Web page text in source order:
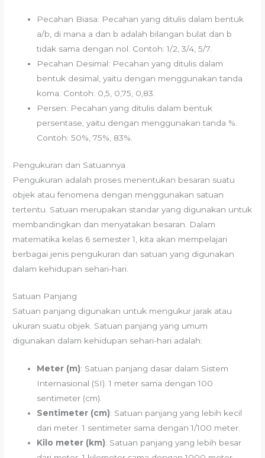
Pecahan Biasa: Pecahan yang ditulis dalam bentuk
a/b, di mana a dan b adalah bilangan bulat dan b
tidak sama dengan nol. Contoh: 1/2, 3/4, 5/7.
Pecahan Desimal: Pecahan yang ditulis dalam
bentuk desimal, yaitu dengan menggunakan tanda
koma. Contoh: 0,5, 0,75, 0,83.
Persen: Pecahan yang ditulis dalam bentuk
persentase, yaitu dengan menggunakan tanda %.
Contoh: 50%, 75%, 83%.
Pengukuran dan Satuannya
Pengukuran adalah proses menentukan besaran suatu
objek atau fenomena dengan menggunakan satuan
tertentu. Satuan merupakan standar yang digunakan untuk
membandingkan dan menyatakan besaran. Dalam
matematika kelas 6 semester 1, kita akan mempelajari
berbagai jenis pengukuran dan satuan yang digunakan
dalam kehidupan sehari-hari.
Satuan Panjang
Satuan panjang digunakan untuk mengukur jarak atau
ukuran suatu objek. Satuan panjang yang umum
digunakan dalam kehidupan sehari-hari adalah:
Meter (m): Satuan panjang dasar dalam Sistem
Internasional (SI). 1 meter sama dengan 100
sentimeter (cm).
Sentimeter (cm): Satuan panjang yang lebih kecil
dari meter. 1 sentimeter sama dengan 1/100 meter.
Kilo meter (km): Satuan panjang yang lebih besar